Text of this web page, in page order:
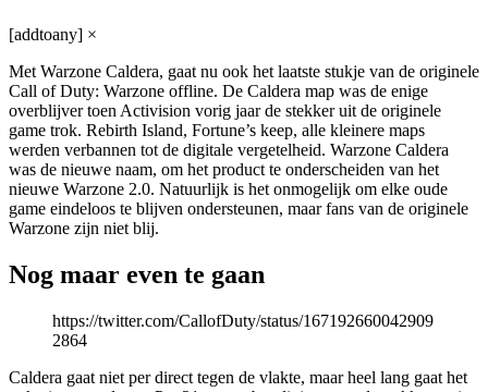
[addtoany] ×
Met Warzone Caldera, gaat nu ook het laatste stukje van de originele
Call of Duty: Warzone offline. De Caldera map was de enige
overblijver toen Activision vorig jaar de stekker uit de originele
game trok. Rebirth Island, Fortune’s keep, alle kleinere maps
werden verbannen tot de digitale vergetelheid. Warzone Caldera
was de nieuwe naam, om het product te onderscheiden van het
nieuwe Warzone 2.0. Natuurlijk is het onmogelijk om elke oude
game eindeloos te blijven ondersteunen, maar fans van de originele
Warzone zijn niet blij.
Nog maar even te gaan
https://twitter.com/CallofDuty/status/167192660042909
2864
Caldera gaat niet per direct tegen de vlakte, maar heel lang gaat het